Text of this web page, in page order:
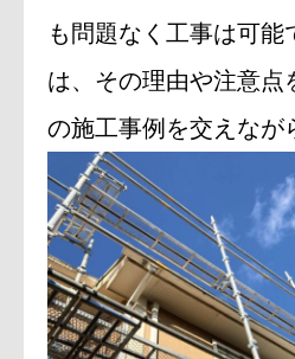
も問題なく工事は可能
は、その理由や注意点
の施工事例を交えなが